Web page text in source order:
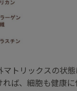
トリックスの状
ば、細胞も健康